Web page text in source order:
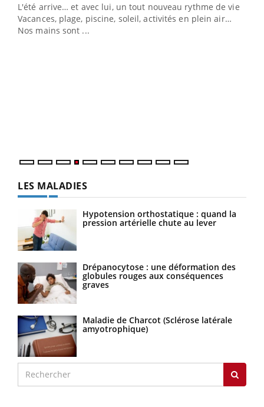
L'été arrive… et avec lui, un tout nouveau rythme de vie !
Vacances, plage, piscine, soleil, activités en plein air…
Nos mains sont ...
LES MALADIES
Hypotension orthostatique : quand la
pression artérielle chute au lever
Drépanocytose : une déformation des
globules rouges aux conséquences
graves
Maladie de Charcot (Sclérose latérale
amyotrophique)